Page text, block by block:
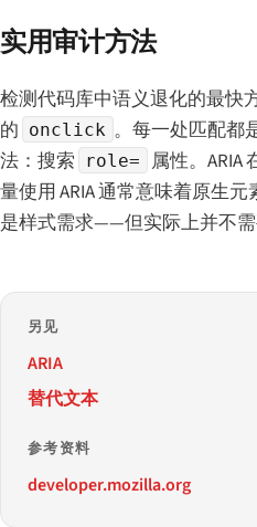
实用审计方法
检测代码库中语义退化的最快
的 onclick 。每一处匹配都
法：搜索
role=
属性。ARIA
量使用 ARIA 通常意味着原生
是样式需求——但实际上并不需
另见
ARIA
替代文本
参考资料
developer.mozilla.org